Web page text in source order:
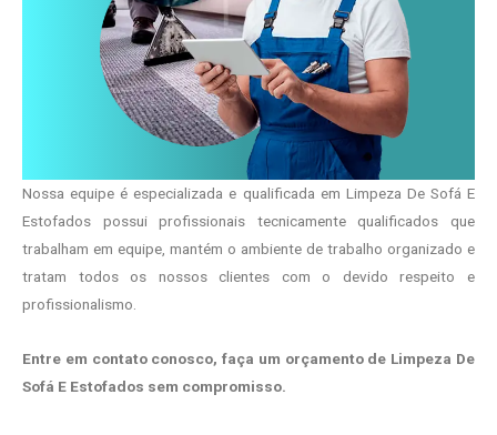
Nossa equipe é especializada e qualificada em Limpeza De Sofá E
Estofados possui profissionais tecnicamente qualificados que
trabalham em equipe, mantém o ambiente de trabalho organizado e
tratam todos os nossos clientes com o devido respeito e
profissionalismo.
Entre em contato conosco, faça um orçamento de Limpeza De
Sofá E Estofados sem compromisso.